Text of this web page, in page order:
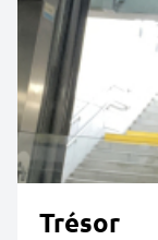
Trésor